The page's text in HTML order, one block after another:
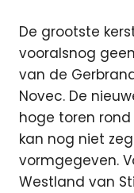
De grootste
vooralsnog
van de
Novec. De
hoge toren
kan nog niet
vormgegeven.
Westland van